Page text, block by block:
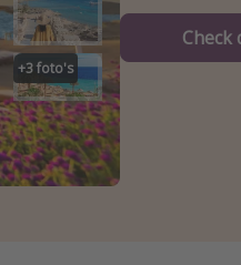
+3foto's
Check